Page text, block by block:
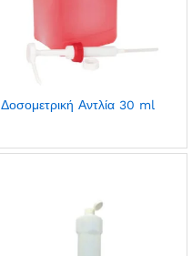
Δοσομετρική Αντλία 30 ml